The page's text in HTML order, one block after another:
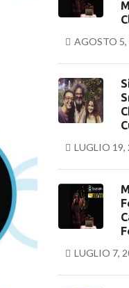
AGOSTO 5,
LUGLIO 19,
LUGLIO 7,